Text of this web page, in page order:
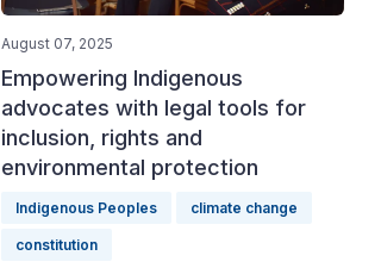
August 07, 2025
Empowering Indigenous
advocates with legal tools for
inclusion, rights and
environmental protection
Indigenous Peoples climate change
constitution